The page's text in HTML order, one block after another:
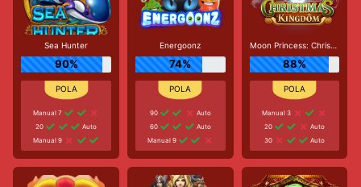
Sea Hunter
90%
Manual 7
20
Auto
Manual 9
Energoonz
74%
90
Auto
60
Auto
Manual 9
Moon Princess: Christmas Kingdom
88%
Manual 3
20
Auto
30
Auto